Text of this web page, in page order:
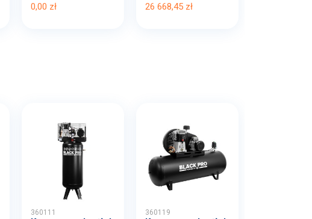
0,00 zł
26 668,45 zł
360111 360119